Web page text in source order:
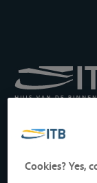
Transport auf der
Drukpersstraat 19
1000 Brüssel,
Cookies? Yes,